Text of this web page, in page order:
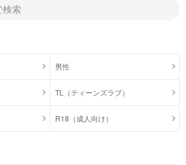
男性
TL（ティーンズラブ）
R18（成人向け）